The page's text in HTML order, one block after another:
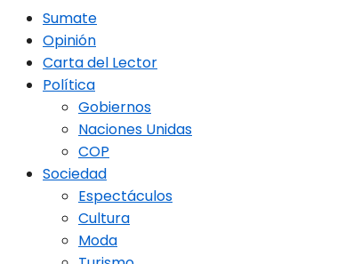
Sumate
Opinión
Carta del Lector
Política
Gobiernos
Naciones Unidas
COP
Sociedad
Espectáculos
Cultura
Moda